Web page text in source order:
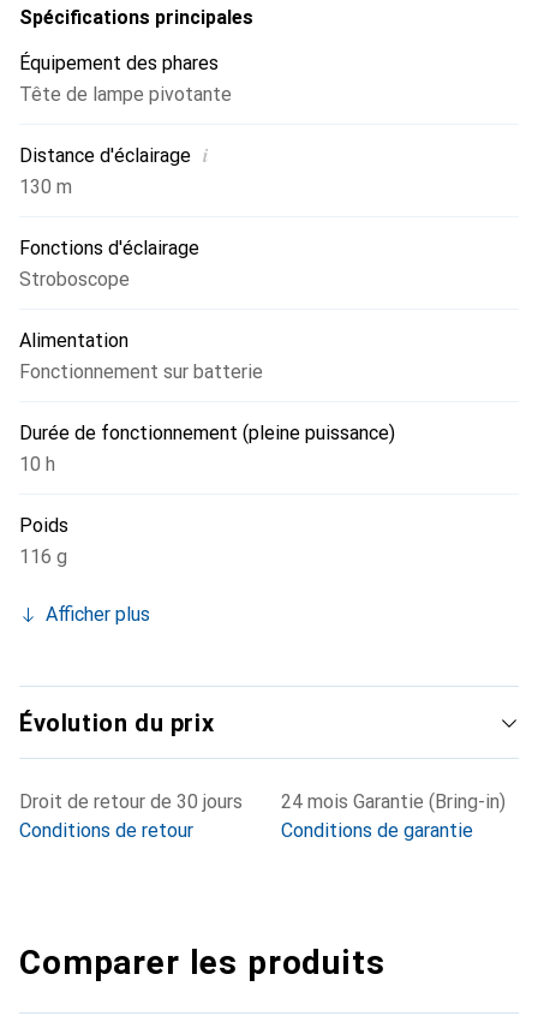
agréable et une répartition optimale du poids. Le capteur
qu'il détecte un obstacle devant lui, évitant ainsi une
surchauffe due à une activation accidentelle.
Spécifications principales
Équipement des phares
Tête de lampe pivotante
Distance d'éclairage i
130 m
Fonctions d'éclairage
Stroboscope
Alimentation
Fonctionnement sur batterie
Durée de fonctionnement (pleine puissance)
10 h
Poids
116 g
Afficher plus
Évolution du prix
Droit de retour de 30 jours
Conditions de retour
24 mois Garantie (Bring-in)
Conditions de garantie
Comparer les produits